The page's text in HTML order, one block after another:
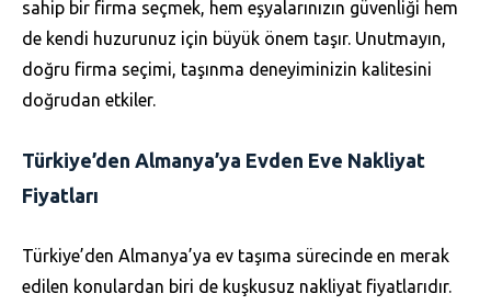
sahip bir firma seçmek, hem eşyalarınızın güvenliği hem
de kendi huzurunuz için büyük önem taşır. Unutmayın,
doğru firma seçimi, taşınma deneyiminizin kalitesini
doğrudan etkiler.
Türkiye’den Almanya’ya Evden Eve Nakliyat
Fiyatları
Türkiye’den Almanya’ya ev taşıma sürecinde en merak
edilen konulardan biri de kuşkusuz nakliyat fiyatlarıdır.